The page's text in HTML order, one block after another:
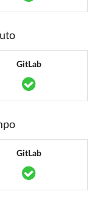
GitLab
GitLab